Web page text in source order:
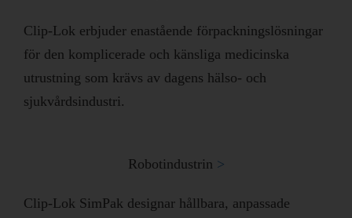
Clip-Lok erbjuder enastående förpackningslösningar
för den komplicerade och känsliga medicinska
utrustning som krävs av dagens hälso- och
sjukvårdsindustri.
Robotindustrin >
Clip-Lok SimPak designar hållbara, anpassade